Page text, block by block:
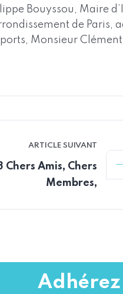
Bouyssou, Maire
de Paris,
Monsieur Clément
ARTICLE SUIVANT
Chers Amis, Chers
Membres,